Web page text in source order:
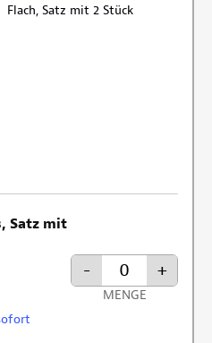
Flach, Satz mit 2 Stück
Satz mit
- +
MENGE